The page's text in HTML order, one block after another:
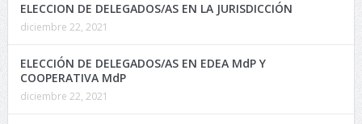
ELECCION DE DELEGADOS/AS EN LA JURISDICCIÓN
diciembre 22, 2021
ELECCIÓN DE DELEGADOS/AS EN EDEA MdP Y
COOPERATIVA MdP
diciembre 22, 2021